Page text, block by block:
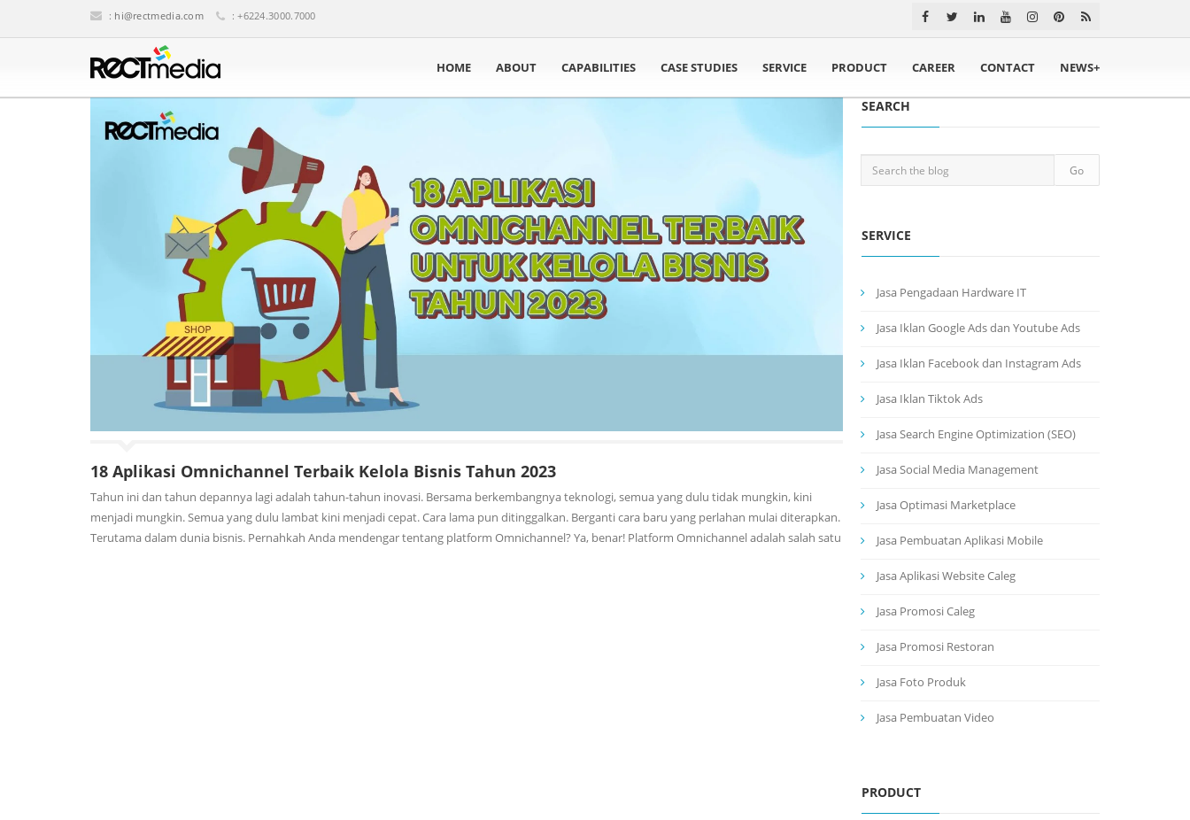
: hi@rectmedia.com : +6224.3000.7000
HOME ABOUT CAPABILITIES CASE STUDIES SERVICE PRODUCT CAREER CONTACT NEWS+
18 Aplikasi Omnichannel Terbaik Kelola Bisnis Tahun 2023
Tahun ini dan tahun depannya lagi adalah tahun-tahun inovasi. Bersama berkembangnya teknologi, semua yang dulu tidak mungkin, kini
menjadi mungkin. Semua yang dulu lambat kini menjadi cepat. Cara lama pun ditinggalkan. Berganti cara baru yang perlahan mulai diterapkan.
Terutama dalam dunia bisnis. Pernahkah Anda mendengar tentang platform Omnichannel? Ya, benar! Platform Omnichannel adalah salah satu
SEARCH
SERVICE
Jasa Pengadaan Hardware IT
Jasa Iklan Google Ads dan Youtube Ads
Jasa Iklan Facebook dan Instagram Ads
Jasa Iklan Tiktok Ads
Jasa Search Engine Optimization (SEO)
Jasa Social Media Management
Jasa Optimasi Marketplace
Jasa Pembuatan Aplikasi Mobile
Jasa Aplikasi Website Caleg
Jasa Promosi Caleg
Jasa Promosi Restoran
Jasa Foto Produk
Jasa Pembuatan Video
PRODUCT